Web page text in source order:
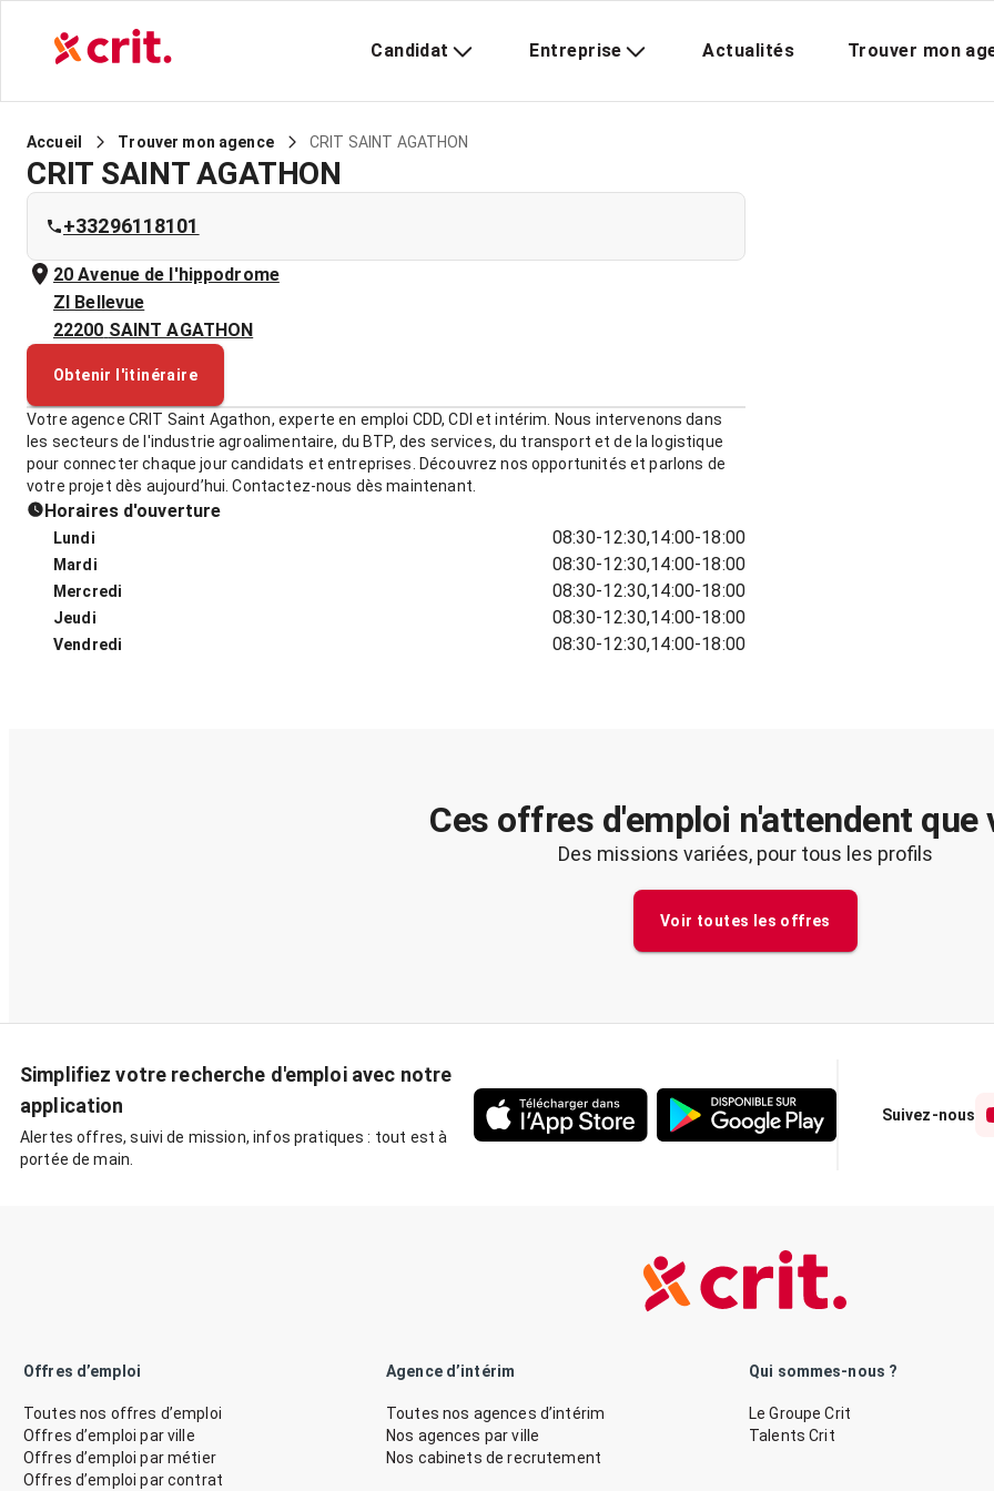
Candidat Entreprise Actualités Trouver mon
Accueil Trouver mon agence CRIT SAINT AGATHON
CRIT SAINT AGATHON
+33296118101
20 Avenue de l'hippodrome
ZI Bellevue
22200 SAINT AGATHON
Obtenir l'itinéraire
Votre agence CRIT Saint Agathon, experte en emploi CDD, CDI et intérim. Nous intervenons dans
les secteurs de l'industrie agroalimentaire, du BTP, des services, du transport et de la logistique
pour connecter chaque jour candidats et entreprises. Découvrez nos opportunités et parlons de
votre projet dès aujourd’hui. Contactez-nous dès maintenant.
Horaires d'ouverture
Lundi 08:30-12:30,14:00-18:00
Mardi 08:30-12:30,14:00-18:00
Mercredi 08:30-12:30,14:00-18:00
Jeudi 08:30-12:30,14:00-18:00
Vendredi 08:30-12:30,14:00-18:00
Ces offres d'emploi n'attendent que
Des missions variées, pour tous les profils
Voir toutes les offres
Simplifiez votre recherche d'emploi avec notre
application
Alertes offres, suivi de mission, infos pratiques : tout est à
portée de main.
Suivez-nous
Offres d’emploi
Toutes nos offres d’emploi
Offres d’emploi par ville
Offres d’emploi par métier
Offres d’emploi par contrat
Agence d’intérim
Toutes nos agences d’intérim
Nos agences par ville
Nos cabinets de recrutement
Qui sommes-nous ?
Le Groupe Crit
Talents Crit